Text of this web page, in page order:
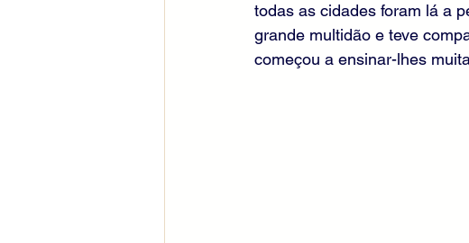
todas as cidades foram lá a
grande multidão e teve
começou a ensinar-lhes